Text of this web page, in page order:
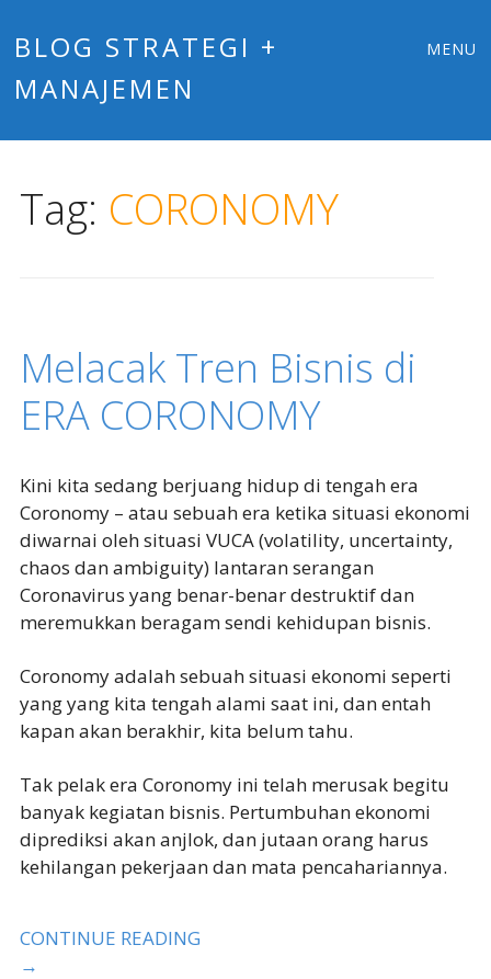
BLOG STRATEGI +
MANAJEMEN
MENU
Tag: CORONOMY
Melacak Tren Bisnis di
ERA CORONOMY
Kini kita sedang berjuang hidup di tengah era
Coronomy – atau sebuah era ketika situasi ekonomi
diwarnai oleh situasi VUCA (volatility, uncertainty,
chaos dan ambiguity) lantaran serangan
Coronavirus yang benar-benar destruktif dan
meremukkan beragam sendi kehidupan bisnis.
Coronomy adalah sebuah situasi ekonomi seperti
yang yang kita tengah alami saat ini, dan entah
kapan akan berakhir, kita belum tahu.
Tak pelak era Coronomy ini telah merusak begitu
banyak kegiatan bisnis. Pertumbuhan ekonomi
diprediksi akan anjlok, dan jutaan orang harus
kehilangan pekerjaan dan mata pencahariannya.
CONTINUE READING
→